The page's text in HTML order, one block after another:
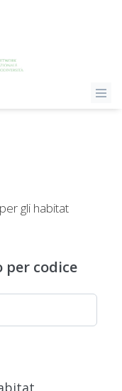
gli habitat
per codice